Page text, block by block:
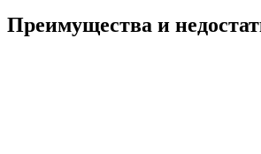
Преимущества и